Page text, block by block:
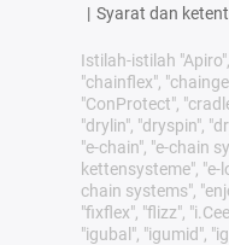
| Syarat dan
Istilah-istilah
"chainflex",
"ConProtect",
"drylin", "dryspin",
"e-chain", "e-chain
kettensysteme", "e-
chain systems",
"fixflex", "flizz",
"igubal", "igumid",